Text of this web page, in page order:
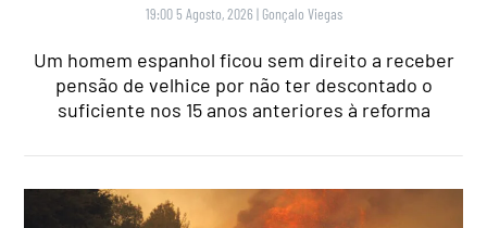
19:00 5 Agosto, 2026 | Gonçalo Viegas
Um homem espanhol ficou sem direito a receber
pensão de velhice por não ter descontado o
suficiente nos 15 anos anteriores à reforma